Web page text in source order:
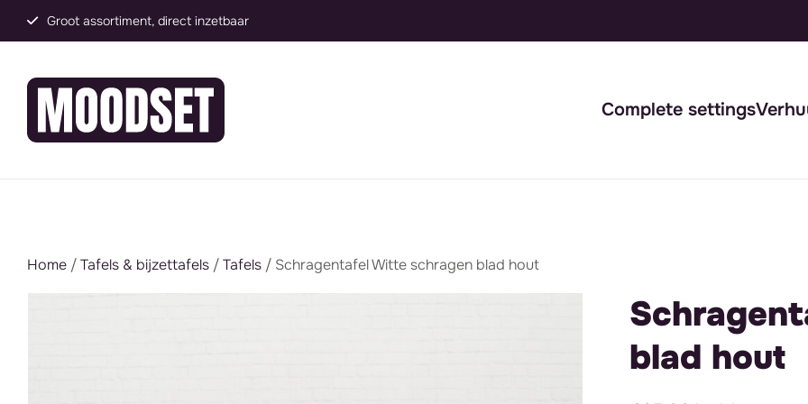
Groot assortiment, direct inzetbaar
Complete settings
Home /Tafels & bijzettafels /Tafels / Schragentafel Witte schragen blad hout
blad hout